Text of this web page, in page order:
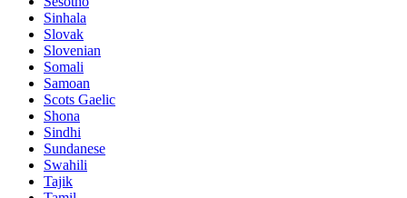
Sinhala
Slovak
Slovenian
Somali
Samoan
Scots Gaelic
Shona
Sindhi
Sundanese
Swahili
Tajik